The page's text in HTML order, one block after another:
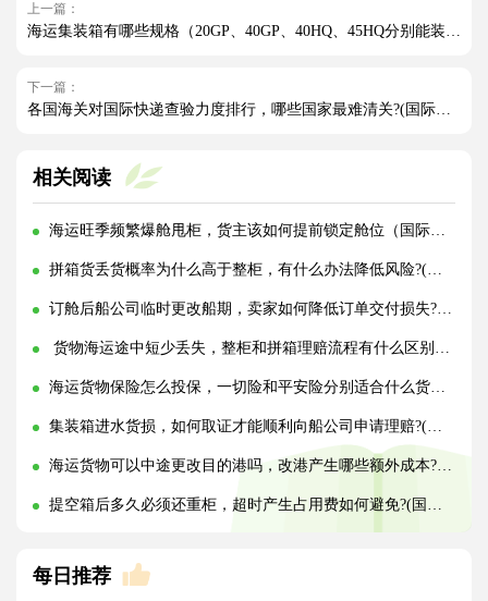
上一篇：
海运集装箱有哪些规格（20GP、40GP、40HQ、45HQ分别能装多少货）
下一篇：
各国海关对国际快递查验力度排行，哪些国家最难清关?(国际快递干货知识分享)
相关阅读
海运旺季频繁爆舱甩柜，货主该如何提前锁定舱位（国际海运干货知识分享）
拼箱货丢货概率为什么高于整柜，有什么办法降低风险?(国际海运干货知识分享)
订舱后船公司临时更改船期，卖家如何降低订单交付损失?(国际海运干货知识分享)
货物海运途中短少丢失，整柜和拼箱理赔流程有什么区别?(国际海运干货知识分享)
海运货物保险怎么投保，一切险和平安险分别适合什么货物?(国际海运干货知识分享)
集装箱进水货损，如何取证才能顺利向船公司申请理赔?(国际海运干货知识分享)
海运货物可以中途更改目的港吗，改港产生哪些额外成本?(国际海运干货知识分享)
提空箱后多久必须还重柜，超时产生占用费如何避免?(国际海运干货知识分享)
每日推荐